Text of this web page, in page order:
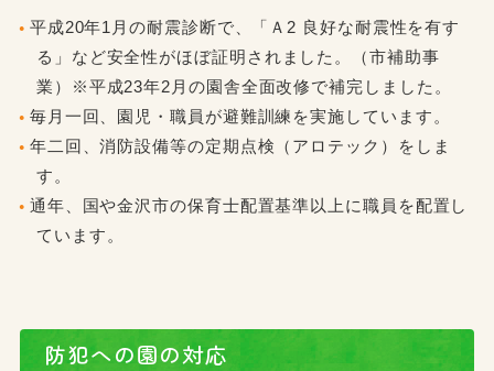
平成20年1月の耐震診断で、「Ａ2 良好な耐震性を有す
る」など安全性がほぼ証明されました。（市補助事
業）※平成23年2月の園舎全面改修で補完しました。
毎月一回、園児・職員が避難訓練を実施しています。
年二回、消防設備等の定期点検（アロテック）をしま
す。
通年、国や金沢市の保育士配置基準以上に職員を配置し
ています。
防犯への園の対応